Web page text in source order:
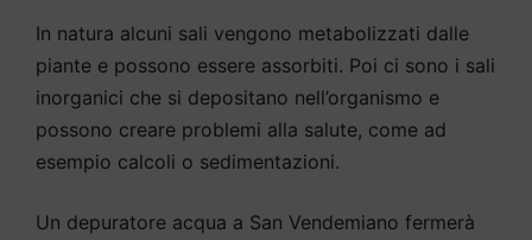
In natura alcuni sali vengono metabolizzati dalle
piante e possono essere assorbiti. Poi ci sono i sali
inorganici che si depositano nell’organismo e
possono creare problemi alla salute, come ad
esempio calcoli o sedimentazioni.
Un depuratore acqua a San Vendemiano fermerà